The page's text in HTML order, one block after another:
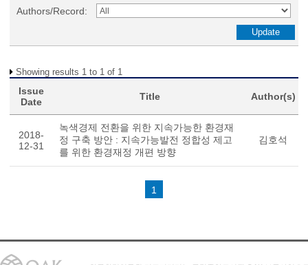
Authors/Record:
Showing results 1 to 1 of 1
Issue
Date
Title Author(s)
2018-
12-31
녹색경제 전환을 위한 지속가능한 환경재
정 구축 방안 : 지속가능발전 정합성 제고
를 위한 환경재정 개편 방향
김호석
1